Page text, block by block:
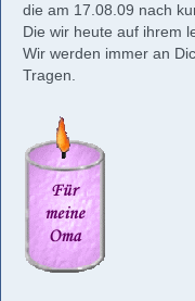
die am 17.08.09 nach
Die wir heute auf ihrem
Wir werden immer an
Tragen.